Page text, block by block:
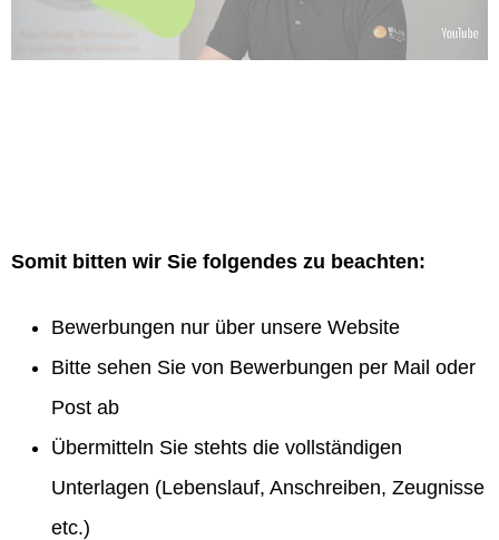
Somit bitten wir Sie folgendes zu beachten:
Bewerbungen nur über unsere Website
Bitte sehen Sie von Bewerbungen per Mail oder
Post ab
Übermitteln Sie stehts die vollständigen
Unterlagen (Lebenslauf, Anschreiben, Zeugnisse
etc.)